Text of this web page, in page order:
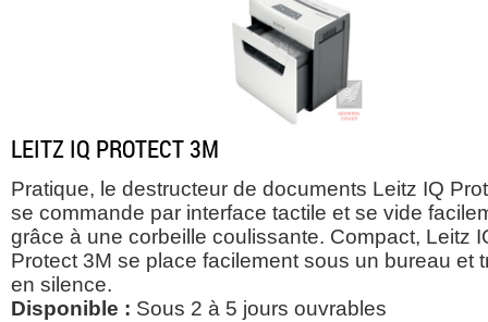
LEITZ IQ PROTECT 3M
Pratique, le destructeur de documents Leitz IQ
se commande par interface tactile et se vide
grâce à une corbeille coulissante. Compact, Leitz
Protect 3M se place facilement sous un bureau et
en silence.
Disponible : Sous 2 à 5 jours ouvrables